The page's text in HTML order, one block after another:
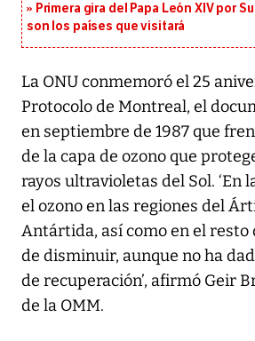
Primera gira del Papa León XIV por
son los países que visitará
La ONU conmemoró el 25
Protocolo de Montreal, el
en septiembre de 1987 que
de la capa de ozono que
rayos ultravioletas del Sol. ‘En
el ozono en las regiones del
Antártida, así como en el resto
de disminuir, aunque no ha
de recuperación’, afirmó Geir
de la OMM.